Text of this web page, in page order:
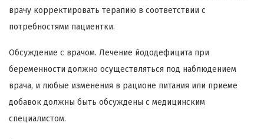
врачу корректировать терапию в соответствии с
потребностями пациентки.
Обсуждение с врачом. Лечение йододефицита при
беременности должно осуществляться под наблюдением
врача, и любые изменения в рационе питания или приеме
добавок должны быть обсуждены с медицинским
специалистом.